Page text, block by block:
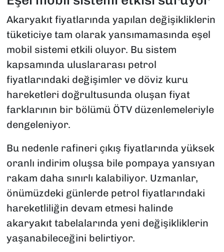
Akaryakıt fiyatlarında yapılan değişikliklerin
tüketiciye tam olarak yansımamasında eşel
mobil sistemi etkili oluyor. Bu sistem
kapsamında uluslararası petrol
fiyatlarındaki değişimler ve döviz kuru
hareketleri doğrultusunda oluşan fiyat
farklarının bir bölümü ÖTV düzenlemeleriyle
dengeleniyor.
Bu nedenle rafineri çıkış fiyatlarında yüksek
oranlı indirim oluşsa bile pompaya yansıyan
rakam daha sınırlı kalabiliyor. Uzmanlar,
önümüzdeki günlerde petrol fiyatlarındaki
hareketliliğin devam etmesi halinde
akaryakıt tabelalarında yeni değişikliklerin
yaşanabileceğini belirtiyor.